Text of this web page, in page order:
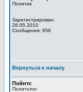
Политик
Зарегистрирован:
26.05.2010
Сообщения: 958
Вернуться к началу
Пойнтс
Политолог